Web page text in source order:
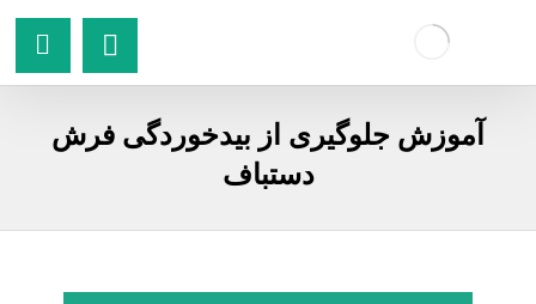
آموزش جلوگیری از بیدخوردگی فرش
دستباف